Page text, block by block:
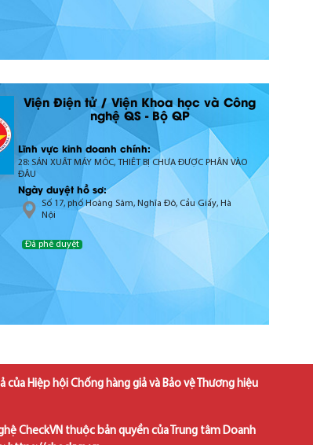
Viện Điện tử / Viện Khoa học và Công
nghệ QS - Bộ QP
Lĩnh vực kinh doanh chính:
28: SẢN XUẤT MÁY MÓC, THIẾT BỊ CHƯA ĐƯỢC PHÂN VÀO
ĐÂU
Ngày duyệt hồ sơ:
Số 17, phố Hoàng Sâm, Nghĩa Đô, Cầu Giấy, Hà
Nội
Đã phê duyệt
Hiệp hội Chống hàng giả và Bảo vệ Thương hiệu
CheckVN thuộc bản quyền của Trung tâm Doanh